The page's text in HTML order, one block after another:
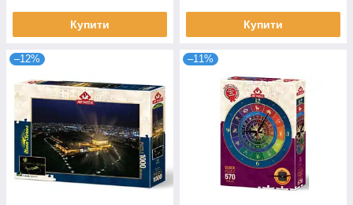
Купити Купити
–12% –11%